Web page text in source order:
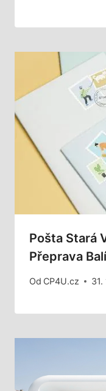
Pošta Stará
Přeprava
Od CP4U.cz